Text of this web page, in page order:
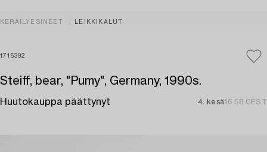
KERÄILYESINEET LEIKKIKALUT
1716392
Steiff, bear, "Pumy", Germany, 1990s.
Huutokauppa päättynyt 4. kesä16:58 CEST